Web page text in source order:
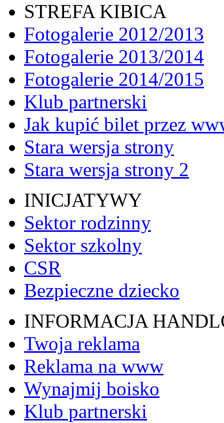
STREFA KIBICA
Fotogalerie 2012/2013
Fotogalerie 2013/2014
Fotogalerie 2014/2015
Klub partnerski
Jak kupić bilet przez
Stara wersja strony
Stara wersja strony 2
INICJATYWY
Sektor rodzinny
Sektor szkolny
CSR
Bezpieczne dziecko
INFORMACJA
Twoja reklama
Reklama na www
Wynajmij boisko
Klub partnerski